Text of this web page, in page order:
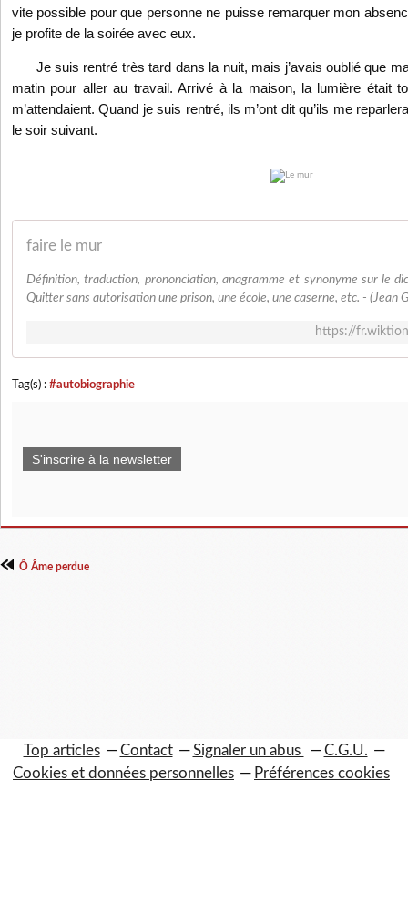
vite possible pour que personne ne puisse remarquer mon
je profite de la soirée avec eux.
Je suis rentré très tard dans la nuit, mais j’avais oublié que
matin pour aller au travail. Arrivé à la maison, la lumière était
m’attendaient. Quand je suis rentré, ils m’ont dit qu’ils me
le soir suivant.
faire le mur
Définition, traduction, prononciation, anagramme et synonyme sur le
Quitter sans autorisation une prison, une école, une caserne, etc. - (Jean
https://
Tag(s) : #autobiographie
S'inscrire à la newsletter
Ô Âme perdue
Top articles Contact Signaler un abus
C.G.U.
Cookies et données personnelles
Préférences cookies